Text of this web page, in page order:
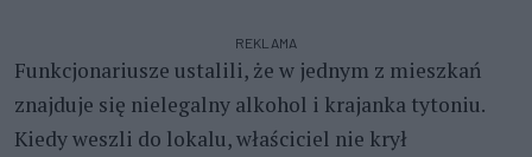
REKLAMA
Funkcjonariusze ustalili, że w jednym z mieszkań
znajduje się nielegalny alkohol i krajanka tytoniu.
Kiedy weszli do lokalu, właściciel nie krył